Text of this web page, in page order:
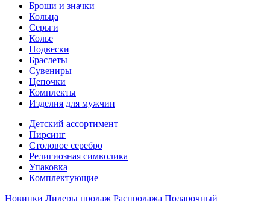
Броши и значки
Кольца
Серьги
Колье
Подвески
Браслеты
Сувениры
Цепочки
Комплекты
Изделия для мужчин
Детский ассортимент
Пирсинг
Столовое серебро
Религиозная символика
Упаковка
Комплектующие
Новинки Лидеры продаж Распродажа Подарочный